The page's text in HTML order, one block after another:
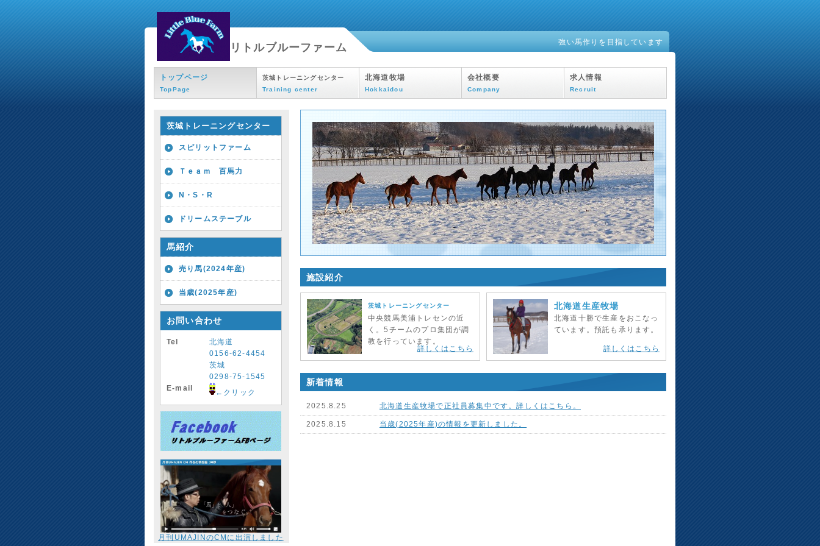
リトルブルーファーム 強い馬作りを目指しています
トップページ
TopPage
茨城トレーニングセンター
Training center
北海道牧場
Hokkaidou
会社概要
Company
求人情報
Recruit
施設紹介
茨城トレーニングセンター
中央競馬美浦トレセンの近
く。5チームのプロ集団が調
教を行っています。
詳しくはこちら
北海道生産牧場
北海道十勝で生産をおこなっ
ています。預託も承ります。
詳しくはこちら
新着情報
2025.8.25 北海道生産牧場で正社員募集中です。詳しくはこちら。
2025.8.15 当歳(2025年産)の情報を更新しました。
茨城トレーニングセンター
スピリットファーム
Ｔｅａｍ 百馬力
N・S・R
ドリームステーブル
馬紹介
売り馬(2024年産)
当歳(2025年産)
お問い合わせ
Tel
北海道
0156-62-4454
茨城
0298-75-1545
E-mail
←クリック
月刊UMAJINのCMに出演しました